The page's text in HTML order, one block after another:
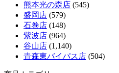
熊本光の森店 (545)
盛岡店 (579)
石巻店 (148)
紫波店 (964)
谷山店 (1,140)
青森東バイパス店 (504)